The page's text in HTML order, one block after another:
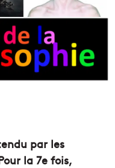
par les
la 7e fois,